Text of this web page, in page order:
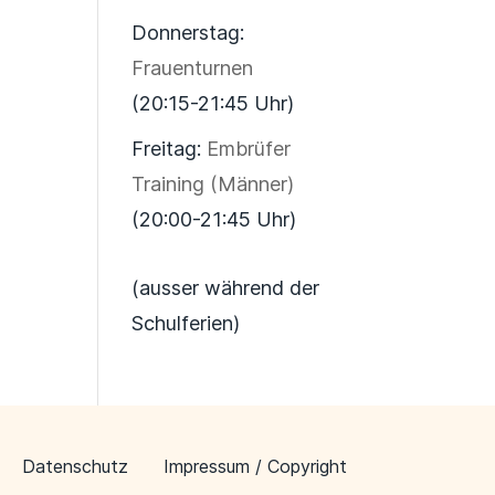
Donnerstag:
Frauenturnen
(20:15-21:45 Uhr)
Freitag: Embrüfer
Training (Männer)
(20:00-21:45 Uhr)
(ausser während der
Schulferien)
Impressum / Copyright
Datenschutz